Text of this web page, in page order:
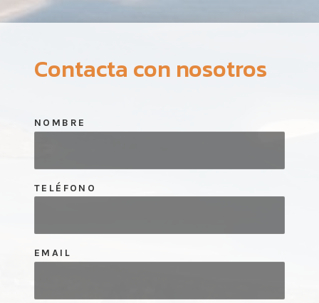
Contacta con nosotros
NOMBRE
TELÉFONO
EMAIL